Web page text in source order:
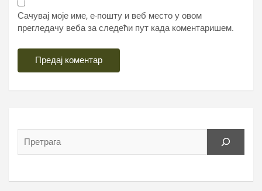
Сачувај моје име, е-пошту и веб место у овом
прегледачу веба за следећи пут када коментаришем.